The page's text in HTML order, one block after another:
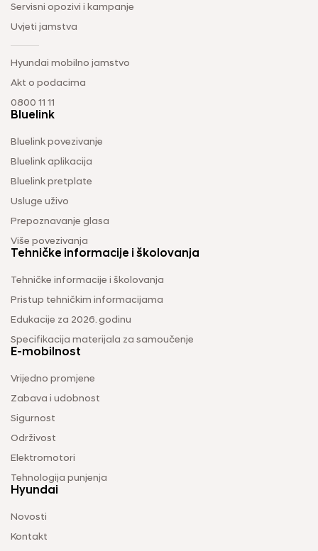
Servisni opozivi i kampanje
Uvjeti jamstva
Hyundai mobilno jamstvo
Akt o podacima
0800 11 11
Bluelink
Bluelink povezivanje
Bluelink aplikacija
Bluelink pretplate
Usluge uživo
Prepoznavanje glasa
Više povezivanja
Tehničke informacije i školovanja
Tehničke informacije i školovanja
Pristup tehničkim informacijama
Edukacije za 2026. godinu
Specifikacija materijala za samoučenje
E-mobilnost
Vrijedno promjene
Zabava i udobnost
Sigurnost
Održivost
Elektromotori
Tehnologija punjenja
Hyundai
Novosti
Kontakt